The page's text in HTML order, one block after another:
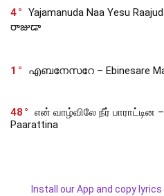
4
Yajamanuda Naa Yesu
రాజుడా
1 എബനേസറേ – Ebinesare
48
என் வாழ்விலே நீர் பாராட்டின
Paarattina
Install our App and copy lyrics